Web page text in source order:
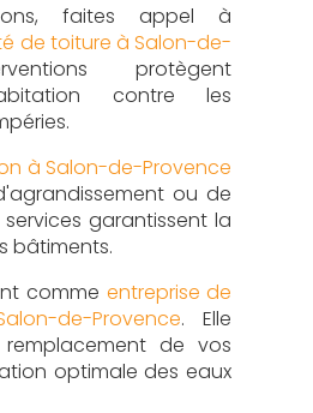
faites appel à
de toiture à Salon-de-
protègent
contre les
à Salon-de-Provence
ou de
garantissent la
bâtiments.
comme entreprise de
de-Provence. Elle
de vos
optimale des eaux